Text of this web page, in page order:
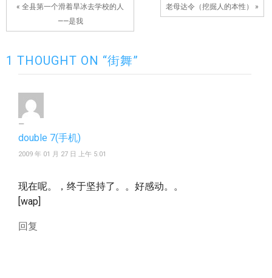
« 全县第一个滑着旱冰去学校的人
——是我
老母达令（挖掘人的本性） »
1 THOUGHT ON “街舞”
double 7(手机)
2009 年 01 月 27 日 上午 5:01
现在呢。，终于坚持了。。好感动。。
[wap]
回复